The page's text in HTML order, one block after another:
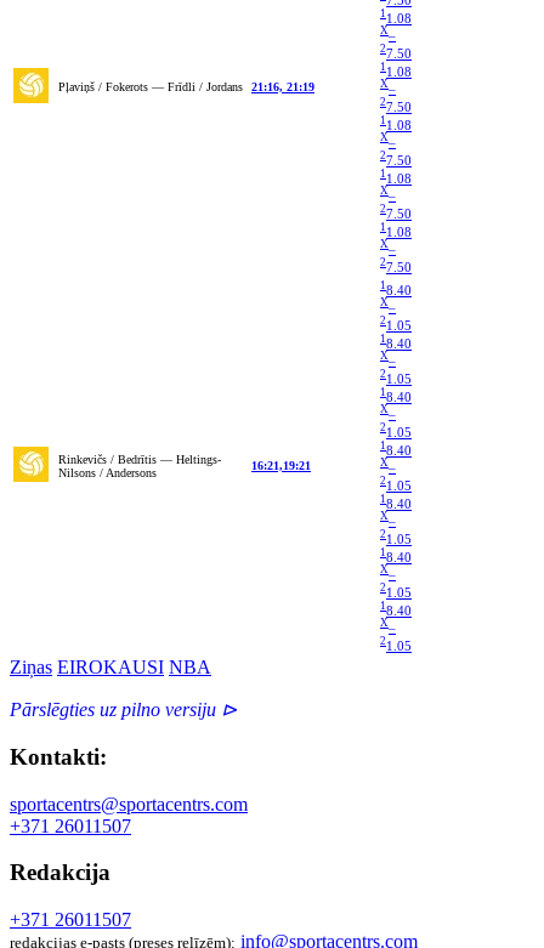
Pļaviņš / Fokerots — Frīdli / Jordans 21:16, 21:19
1 1.08
X–
27.50
1 1.08
X–
27.50
1 1.08
X–
27.50
1 1.08
X–
27.50
1 1.08
X–
27.50
Rinkevičs / Bedrītis — Heltings-
Nilsons / Andersons
16:21,19:21
18.40
X–
2 1.05
18.40
X–
2 1.05
18.40
X–
2 1.05
18.40
X–
2 1.05
18.40
X–
2 1.05
1 8.40
X–
2 1.05
1 8.40
X–
2 1.05
Ziņas EIROKAUSI NBA
Pārslēgties uz pilno versiju ⊳
Kontakti:
sportacentrs@sportacentrs.com
+371 26011507
Redakcija
+371 26011507
redakcijas e-pasts (preses relīzēm): info@sportacentrs.com